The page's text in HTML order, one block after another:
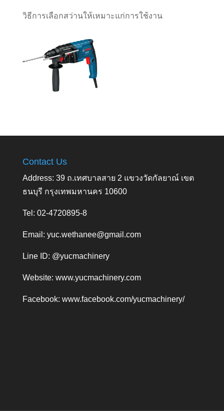
วิธีการเลือกสว่านให้เหมาะแก่การใช้งาน
Contact Us
Address: 39 ถ.เทศบาลสาย 2 แขวงวัดกัลยาณ์ เขต
ธนบุรี กรุงเทพมหานคร 10600
Tel: 02-4720895-8
Email: yuc.wethanee@gmail.com
Line ID: @yucmachinery
Website: www.yucmachinery.com
Facebook: www.facebook.com/yucmachinery/